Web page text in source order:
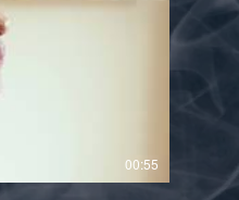
00:55